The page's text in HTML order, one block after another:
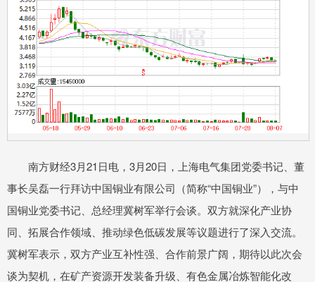
南方财经3月21日电，3月20日，上海电气集团党委书记、董
事长吴磊一行拜访中国铜业有限公司（简称“中国铜业”），与中
国铜业党委书记、总经理冀树军举行会谈。双方就深化产业协
同、拓展合作领域、推动绿色低碳发展等议题进行了深入交流。
冀树军表示，双方产业互补性强、合作前景广阔，期待以此次会
谈为契机，在矿产资源开发装备升级、有色金属冶炼智能化改